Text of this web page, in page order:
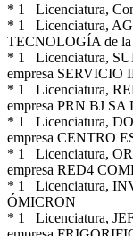
* 1 Licenciatura,
* 1 Licenciatura,
TECNOLOGÍA de la
* 1 Licenciatura,
empresa
* 1 Licenciatura,
empresa PRN BJ SA
* 1 Licenciatura,
empresa CENTRO
* 1 Licenciatura,
empresa RED4
* 1 Licenciatura,
ÓMICRON
* 1 Licenciatura,